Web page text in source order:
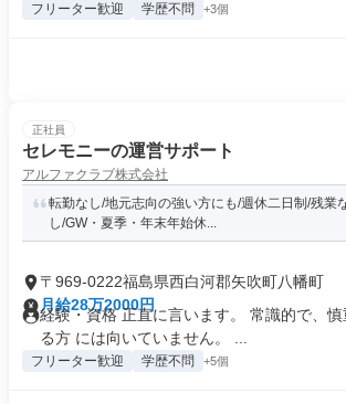
フリーター歓迎 学歴不問 +3個
正社員
セレモニーの運営サポート
アルファクラブ株式会社
転勤なし/地元志向の強い方にも/週休二日制/残業
し/GW・夏季・年末年始休...
〒969-0222福島県西白河郡矢吹町八幡町
月給28万2000円
経験・資格 正直に言います。 常識的で、
る方 には向いていません。 ...
フリーター歓迎 学歴不問 +5個